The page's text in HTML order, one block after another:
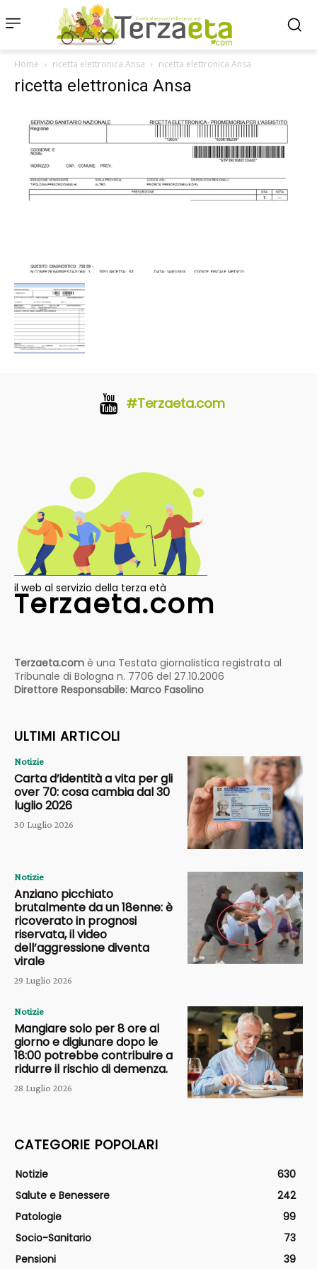
Home ricetta elettronica Ansa ricetta elettronica Ansa
ricetta elettronica Ansa
#Terzaeta.com
il web al servizio della terza età
Terzaeta.com
Terzaeta.com è una Testata giornalistica registrata al
Tribunale di Bologna n. 7706 del 27.10.2006
Direttore Responsabile: Marco Fasolino
ULTIMI ARTICOLI
Notizie
Carta d’identità a vita per gli
over 70: cosa cambia dal 30
luglio 2026
30 Luglio 2026
Notizie
Anziano picchiato
brutalmente da un 18enne: è
ricoverato in prognosi
riservata, il video
dell’aggressione diventa
virale
29 Luglio 2026
Notizie
Mangiare solo per 8 ore al
giorno e digiunare dopo le
18:00 potrebbe contribuire a
ridurre il rischio di demenza.
28 Luglio 2026
CATEGORIE POPOLARI
Notizie
630
Salute e Benessere
242
Patologie
99
Socio-Sanitario
73
Pensioni
39